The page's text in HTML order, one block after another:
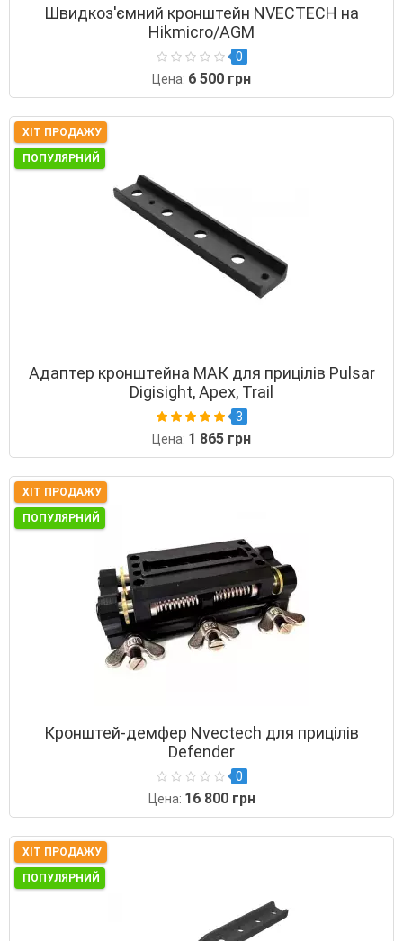
Швидкоз'ємний кронштейн NVECTECH на
Hikmicro/AGM
0
Цена: 6 500 грн
ХІТ ПРОДАЖУ
ПОПУЛЯРНИЙ
Адаптер кронштейна МАК для прицілів Pulsar
Digisight, Apex, Trail
3
Цена: 1 865 грн
ХІТ ПРОДАЖУ
ПОПУЛЯРНИЙ
Кронштей-демфер Nvectech для прицілів
Defender
0
Цена: 16 800 грн
ХІТ ПРОДАЖУ
ПОПУЛЯРНИЙ